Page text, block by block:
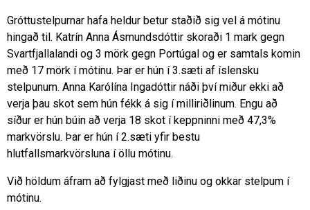
Gróttustelpurnar hafa heldur betur staðið sig vel á mótinu
hingað til. Katrín Anna Ásmundsdóttir skoraði 1 mark gegn
Svartfjallalandi og 3 mörk gegn Portúgal og er samtals komin
með 17 mörk í mótinu. Þar er hún í 3.sæti af íslensku
stelpunum. Anna Karólína Ingadóttir náði því miður ekki að
verja þau skot sem hún fékk á sig í milliriðlinum. Engu að
síður er hún búin að verja 18 skot í keppninni með 47,3%
markvörslu. Þar er hún í 2.sæti yfir bestu
hlutfallsmarkvörsluna í öllu mótinu.
Við höldum áfram að fylgjast með liðinu og okkar stelpum í
mótinu.